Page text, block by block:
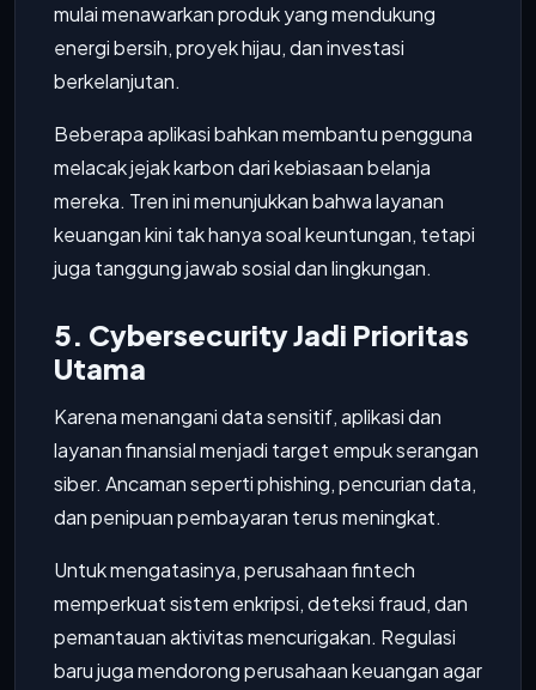
mulai menawarkan produk yang mendukung
energi bersih, proyek hijau, dan investasi
berkelanjutan.
Beberapa aplikasi bahkan membantu pengguna
melacak jejak karbon dari kebiasaan belanja
mereka. Tren ini menunjukkan bahwa layanan
keuangan kini tak hanya soal keuntungan, tetapi
juga tanggung jawab sosial dan lingkungan.
5. Cybersecurity Jadi Prioritas
Utama
Karena menangani data sensitif, aplikasi dan
layanan finansial menjadi target empuk serangan
siber. Ancaman seperti phishing, pencurian data,
dan penipuan pembayaran terus meningkat.
Untuk mengatasinya, perusahaan fintech
memperkuat sistem enkripsi, deteksi fraud, dan
pemantauan aktivitas mencurigakan. Regulasi
baru juga mendorong perusahaan keuangan agar